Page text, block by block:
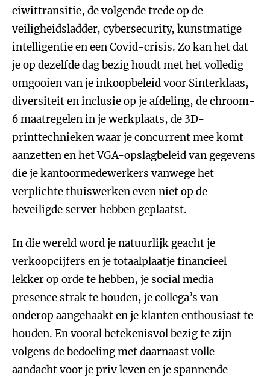
eiwittransitie, de volgende trede op de
veiligheidsladder, cybersecurity, kunstmatige
intelligentie en een Covid-crisis. Zo kan het dat
je op dezelfde dag bezig houdt met het volledig
omgooien van je inkoopbeleid voor Sinterklaas,
diversiteit en inclusie op je afdeling, de chroom-
6 maatregelen in je werkplaats, de 3D-
printtechnieken waar je concurrent mee komt
aanzetten en het VGA-opslagbeleid van gegevens
die je kantoormedewerkers vanwege het
verplichte thuiswerken even niet op de
beveiligde server hebben geplaatst.
In die wereld word je natuurlijk geacht je
verkoopcijfers en je totaalplaatje financieel
lekker op orde te hebben, je social media
presence strak te houden, je collega’s van
onderop aangehaakt en je klanten enthousiast te
houden. En vooral betekenisvol bezig te zijn
volgens de bedoeling met daarnaast volle
aandacht voor je priv leven en je spannende